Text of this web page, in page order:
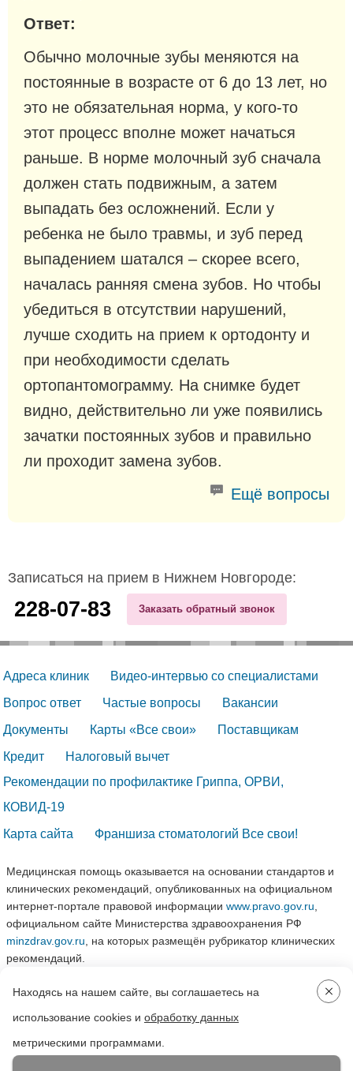
Ответ:
Обычно молочные зубы меняются на
постоянные в возрасте от 6 до 13 лет, но
это не обязательная норма, у кого-то
этот процесс вполне может начаться
раньше. В норме молочный зуб сначала
должен стать подвижным, а затем
выпадать без осложнений. Если у
ребенка не было травмы, и зуб перед
выпадением шатался – скорее всего,
началась ранняя смена зубов. Но чтобы
убедиться в отсутствии нарушений,
лучше сходить на прием к ортодонту и
при необходимости сделать
ортопантомограмму. На снимке будет
видно, действительно ли уже появились
зачатки постоянных зубов и правильно
ли проходит замена зубов.
Ещё вопросы
Записаться на прием в Нижнем Новгороде:
228-07-83 Заказать обратный звонок
Адреса клиник
Видео-интервью со специалистами
Вопрос ответ
Частые вопросы
Вакансии
Документы
Карты «Все свои»
Поставщикам
Кредит
Налоговый вычет
Рекомендации по профилактике Гриппа, ОРВИ,
КОВИД-19
Карта сайта
Франшиза стоматологий Все свои!
Медицинская помощь оказывается на основании стандартов и
клинических рекомендаций, опубликованных на официальном
интернет-портале правовой информации www.pravo.gov.ru
официальном сайте Министерства здравоохранения РФ
minzdrav.gov.ru , на которых размещён рубрикатор клинических
рекомендаций.
2005—2026 Сеть стоматологических клиник «Все свои»
Находясь на нашем сайте, вы соглашаетесь на
использование cookies и обработку данных
метрическими программами.